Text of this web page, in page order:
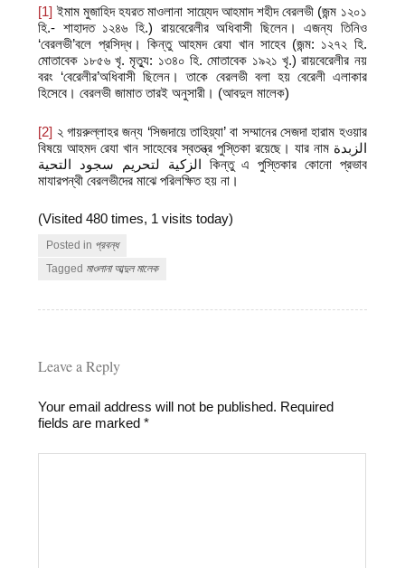
[1] ইমাম মুজাহিদ হযরত মাওলানা সায়্যেদ আহমাদ শহীদ বেরলভী (জন্ম ১২০১
হি.- শাহাদত ১২৪৬ হি.) রায়বেরেলীর অধিবাসী ছিলেন। এজন্য তিনিও
‘বেরলভী’বলে প্রসিদ্ধ। কিন্তু আহমদ রেযা খান সাহেব (জন্ম: ১২৭২ হি.
মোতাবেক ১৮৫৬ খৃ. মৃত্যু: ১৩৪০ হি. মোতাবেক ১৯২১ খৃ.) রায়বেরেলীর নয়
বরং ‘বেরেলীর’অধিবাসী ছিলেন। তাকে বেরলভী বলা হয় বেরেলী এলাকার
হিসেবে। বেরলভী জামাত তারই অনুসারী। (আবদুল মালেক)
[2] ২ গায়রুল্লাহর জন্য ‘সিজদায়ে তাহিয়্যা’ বা সম্মানের সেজদা হারাম হওয়ার
বিষয়ে আহমদ রেযা খান সাহেবের স্বতন্ত্র পুস্তিকা রয়েছে। যার নাম الزبدة
الزكية لتحريم سجود التحية কিন্তু এ পুস্তিকার কোনো প্রভাব
মাযারপন্থী বেরলভীদের মাঝে পরিলক্ষিত হয় না।
(Visited 480 times, 1 visits today)
Posted in প্রবন্ধ
Tagged মাওলানা আব্দুল মালেক
Leave a Reply
Your email address will not be published. Required
fields are marked*